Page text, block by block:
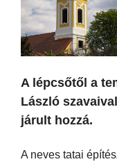
A lépcsőtől a
László
járult hozzá.
A neves tatai